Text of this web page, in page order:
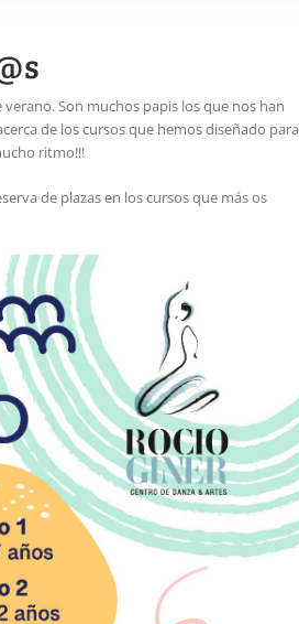
Son muchos papis los que nos han
de los cursos que hemos diseñado para
ritmo!!!
de plazas en los cursos que más os